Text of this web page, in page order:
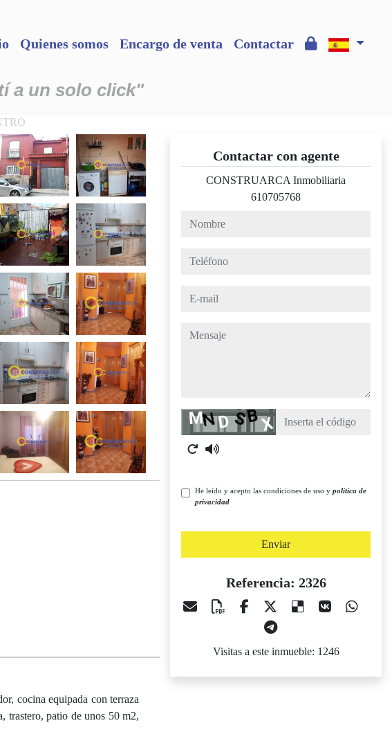
Quienes somos Encargo de venta Contactar
a un solo click"
cocina equipada con terraza
trastero, patio de unos 50 m2,
Contactar con agente
CONSTRUARCA Inmobiliaria
610705768
nombre
teléfono
e-mail
mensaje
Captcha
He leído y acepto las condiciones de uso y política de
privacidad
Enviar
Referencia: 2326
Visitas a este inmueble: 1246